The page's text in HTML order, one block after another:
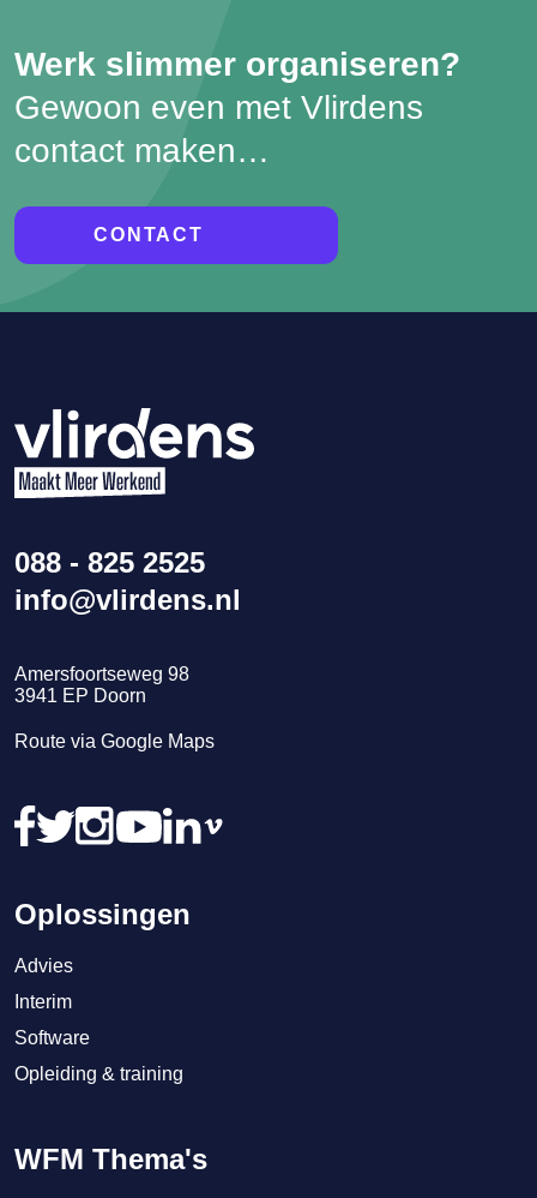
Werk slimmer organiseren?
Gewoon even met Vlirdens
contact maken…
CONTACT
088 - 825 2525
info@vlirdens.nl
Amersfoortseweg 98
3941 EP Doorn
Route via Google Maps
Oplossingen
Advies
Interim
Software
Opleiding & training
WFM Thema's